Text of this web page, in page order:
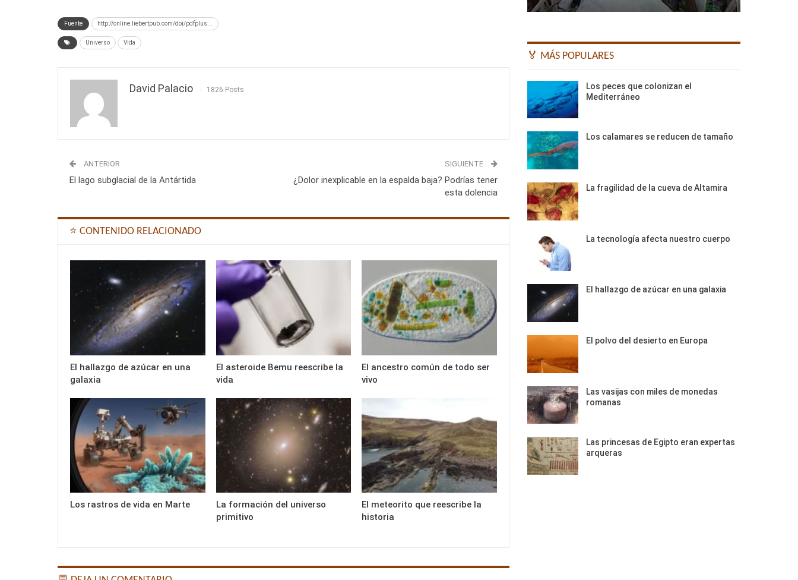
Fuente http://online.liebertpub.com/doi/pdfplus...
Universo Vida
David Palacio 1826 Posts
ANTERIOR
El lago subglacial de la Antártida
SIGUIENTE
¿Dolor inexplicable en la espalda baja? Podrías tener
esta dolencia
⭐ CONTENIDO RELACIONADO
El hallazgo de azúcar en una
galaxia
El asteroide Bemu reescribe la
vida
El ancestro común de todo ser
vivo
Los rastros de vida en Marte
La formación del universo
primitivo
El meteorito que reescribe la
historia
🏅 MÁS POPULARES
Los peces que colonizan el
Mediterráneo
Los calamares se reducen de tamaño
La fragilidad de la cueva de Altamira
La tecnología afecta nuestro cuerpo
El hallazgo de azúcar en una galaxia
El polvo del desierto en Europa
Las vasijas con miles de monedas
romanas
Las princesas de Egipto eran expertas
arqueras